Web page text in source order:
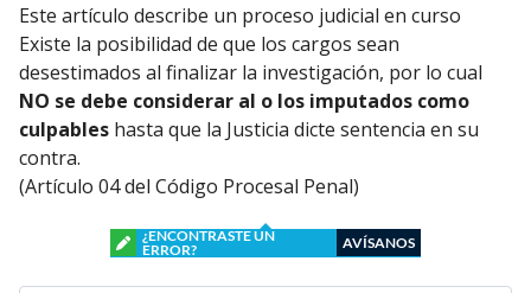
Este artículo describe un proceso judicial en curso
Existe la posibilidad de que los cargos sean
desestimados al finalizar la investigación, por lo cual
NO se debe considerar al o los imputados como
culpables hasta que la Justicia dicte sentencia en su
contra.
(Artículo 04 del Código Procesal Penal)
¿ENCONTRASTE UN
ERROR?
AVÍSANOS